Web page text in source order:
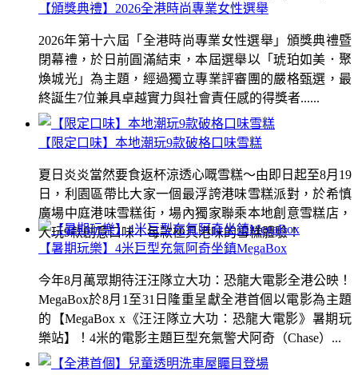
【限定口味】本地潮玩9款破格口味雪糕
夏日炎炎當然要食返杯涼透心嘅雪糕～由即日起至8月19
日，利園區帶比大家一個最浮誇港味雪糕派對，於希慎
廣場中庭港味雪糕街，場內獨家聯乘本地創意雪糕店，
大玩9款創意口味！每款極具港味的雪糕體驗！
【頒獎典禮】2026全港時尚專業女性選舉
2026年第十六屆「全港時尚專業女性選舉」頒獎典禮暨
閉幕禮，於日前圓滿結束，本屆選舉以「琥珀如美．聚
煥城光」為主題，經過獨立專業評審團的嚴格甄選，最
終誕生7位兼具卓越實力與社會責任感的得獎者......
【暑期玩樂】4米巨型充氣阿奇坐鎮MegaBox
今年8月萬眾期待汪汪隊立大功：恐龍大電影全港公映！
MegaBox於8月1至31日隆重呈獻全港首個以電影為主題
的【MegaBox x《汪汪隊立大功：恐龍大電影》暑期玩
樂站】！4米的電影主題巨型充氣警犬阿奇（Chase）...